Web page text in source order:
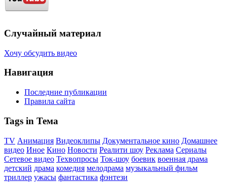
Случайный материал
Хочу обсудить видео
Навигация
Последние публикации
Правила сайта
Tags in Тема
TV Анимация Видеоклипы Документальное кино Домашнее
видео Иное Кино Новости Реалити шоу Реклама Сериалы
Сетевое видео Техвопросы Ток-шоу боевик военная драма
детский драма комедия мелодрама музыкальный фильм
триллер ужасы фантастика фэнтези